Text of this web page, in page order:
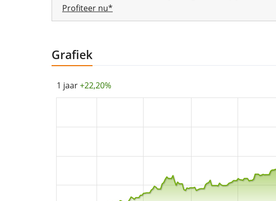
Profiteer nu*
Grafiek
1 jaar+22,20%